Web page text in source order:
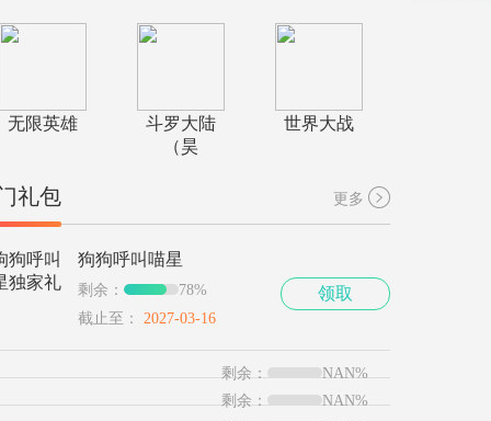
无限英雄
斗罗大陆
（昊
世界大战
礼包 更多
狗狗呼叫喵星
剩余：
78%
截止至： 2027-03-16
领取
剩余：
NAN%
剩余：
NAN%